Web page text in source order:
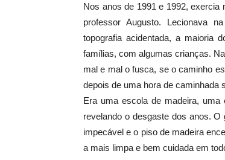
Nos anos de 1991 e 1992, exercia
professor Augusto. Lecionava
topografia acidentada, a maioria
famílias, com algumas crianças.
mal e mal o fusca, se o caminho
depois de uma hora de caminhada
Era uma escola de madeira, uma
revelando o desgaste dos anos.
impecável e o piso de madeira
a mais limpa e bem cuidada em